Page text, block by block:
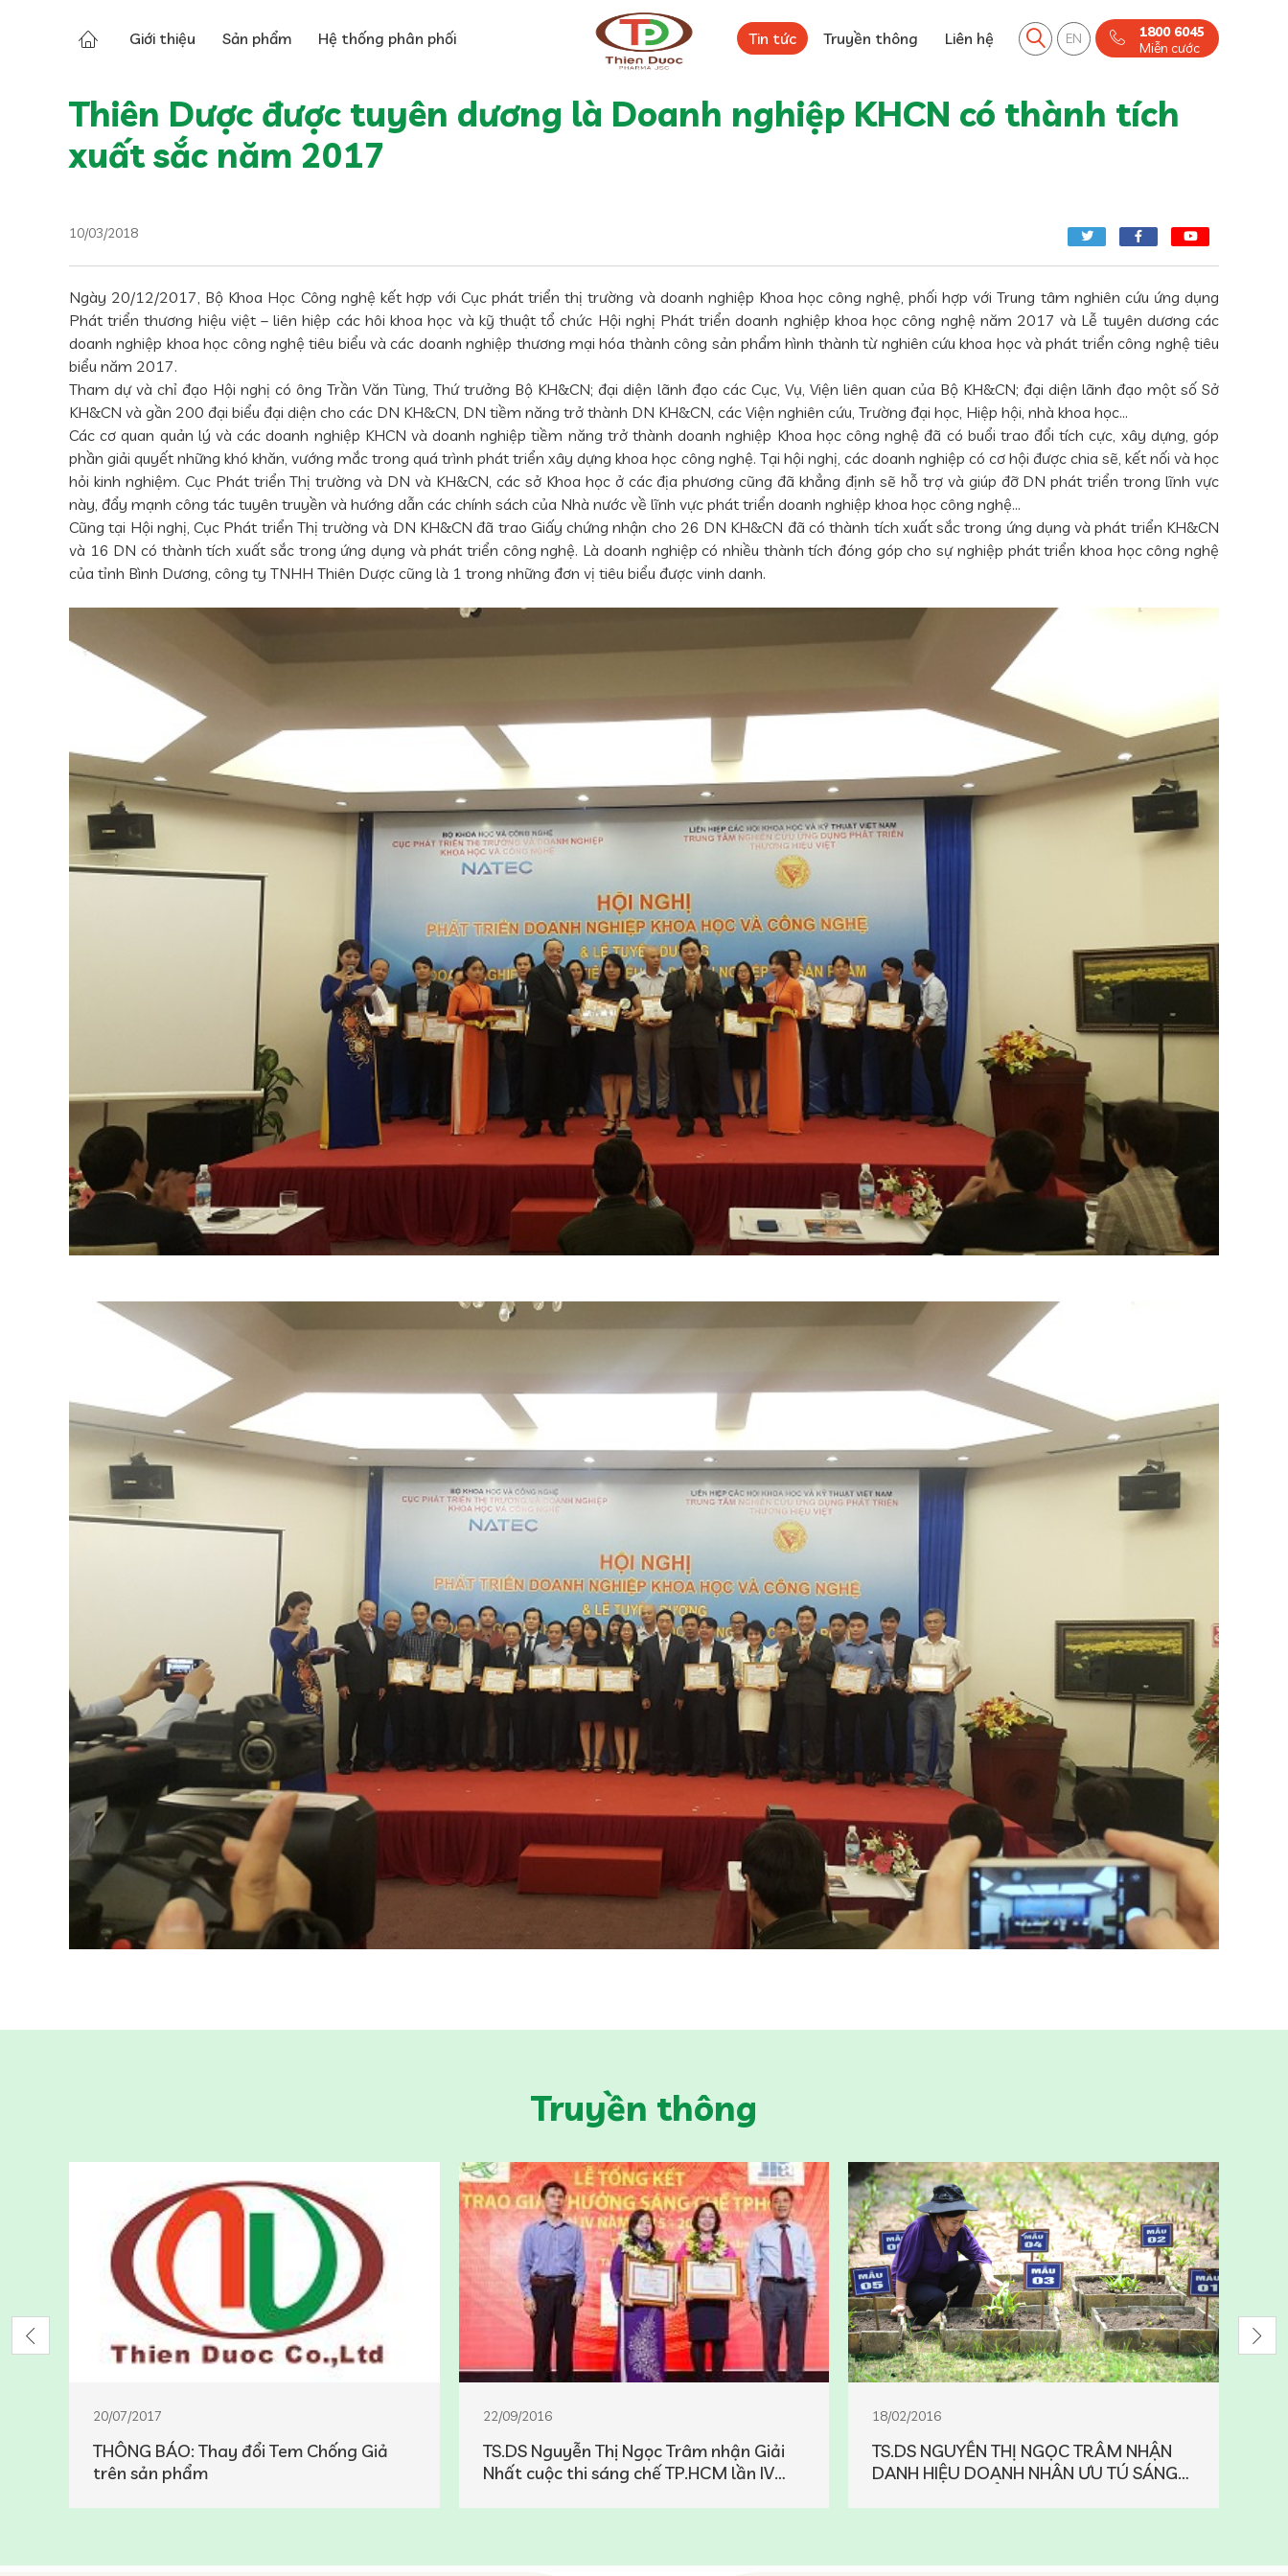
Giới thiệu Sản phẩm Hệ thống phân phối Tin tức Truyền thông Liên hệ EN
1800 6045
Miễn cước
Thiên Dược được tuyên dương là Doanh nghiệp KHCN có thành tích
xuất sắc năm 2017
10/03/2018
Ngày 20/12/2017, Bộ Khoa Học Công nghệ kết hợp với Cục phát triển thị trường và doanh nghiệp Khoa học công nghệ, phối hợp với Trung tâm nghiên cứu ứng dụng
Phát triển thương hiệu việt – liên hiệp các hôi khoa học và kỹ thuật tổ chức Hội nghị Phát triển doanh nghiệp khoa học công nghệ năm 2017 và Lễ tuyên dương các
doanh nghiệp khoa học công nghệ tiêu biểu và các doanh nghiệp thương mại hóa thành công sản phẩm hình thành từ nghiên cứu khoa học và phát triển công nghệ tiêu
biểu năm 2017.
Tham dự và chỉ đạo Hội nghị có ông Trần Văn Tùng, Thứ trưởng Bộ KH&CN; đại diện lãnh đạo các Cục, Vụ, Viện liên quan của Bộ KH&CN; đại diện lãnh đạo một số Sở
KH&CN và gần 200 đại biểu đại diện cho các DN KH&CN, DN tiềm năng trở thành DN KH&CN, các Viện nghiên cứu, Trường đại học, Hiệp hội, nhà khoa học…
Các cơ quan quản lý và các doanh nghiệp KHCN và doanh nghiệp tiềm năng trở thành doanh nghiệp Khoa học công nghệ đã có buổi trao đổi tích cực, xây dựng, góp
phần giải quyết những khó khăn, vướng mắc trong quá trình phát triển xây dựng khoa học công nghệ. Tại hội nghị, các doanh nghiệp có cơ hội được chia sẽ, kết nối và học
hỏi kinh nghiệm. Cục Phát triển Thị trường và DN và KH&CN, các sở Khoa học ở các địa phương cũng đã khẳng định sẽ hỗ trợ và giúp đỡ DN phát triển trong lĩnh vực
này, đẩy mạnh công tác tuyên truyền và hướng dẫn các chính sách của Nhà nước về lĩnh vực phát triển doanh nghiệp khoa học công nghệ…
Cũng tại Hội nghị, Cục Phát triển Thị trường và DN KH&CN đã trao Giấy chứng nhận cho 26 DN KH&CN đã có thành tích xuất sắc trong ứng dụng và phát triển KH&CN
và 16 DN có thành tích xuất sắc trong ứng dụng và phát triển công nghệ. Là doanh nghiệp có nhiều thành tích đóng góp cho sự nghiệp phát triển khoa học công nghệ
của tỉnh Bình Dương, công ty TNHH Thiên Dược cũng là 1 trong những đơn vị tiêu biểu được vinh danh.
Truyền thông
20/07/2017
THÔNG BÁO: Thay đổi Tem Chống Giả
trên sản phẩm
22/09/2016
TS.DS Nguyễn Thị Ngọc Trâm nhận Giải
Nhất cuộc thi sáng chế TP.HCM lần IV
18/02/2016
TS.DS NGUYỄN THỊ NGỌC TRÂM NHẬN
DANH HIỆU DOANH NHÂN ƯU TÚ SÁNG